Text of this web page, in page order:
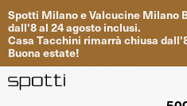
Spotti MilanoeValcucine Milano
dall'8al 24agosto inclusi.
Casa Tacchini rimarrà chiusa dall'
Buona estate!